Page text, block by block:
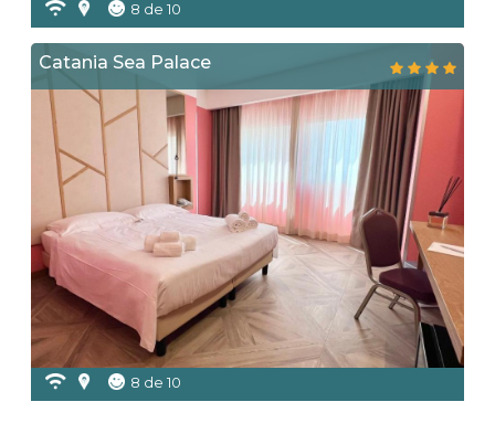
8 de 10
Catania Sea Palace
8 de 10